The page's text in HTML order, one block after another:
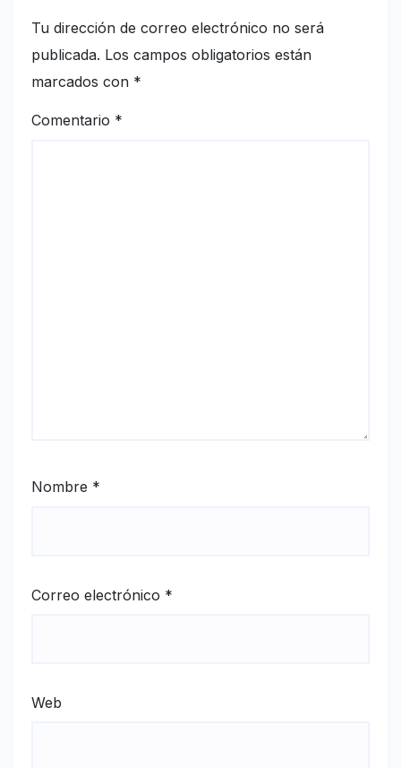
Tu dirección de correo electrónico no será
publicada. Los campos obligatorios están
marcados con *
Comentario *
Nombre *
Correo electrónico *
Web